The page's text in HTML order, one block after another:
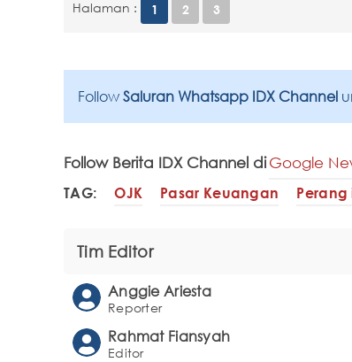
Halaman : 1 2 3
Follow Saluran Whatsapp IDX Channel
Follow Berita IDX Channel diGoogle
TAG: OJK Pasar Keuangan Perang
Tim Editor
Anggie Ariesta
Reporter
Rahmat Fiansyah
Editor